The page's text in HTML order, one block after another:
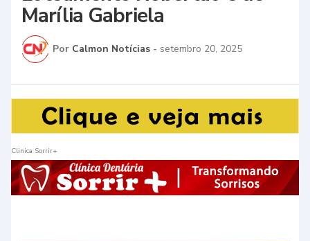
Marília Gabriela
Por Calmon Notícias - setembro 20, 2025
Clinica Sorrir+